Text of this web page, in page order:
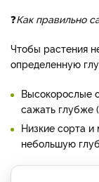
❓Как правильно
Чтобы растения
определенную
Высокорослые
сажать глубже
Низкие сорта и
небольшую